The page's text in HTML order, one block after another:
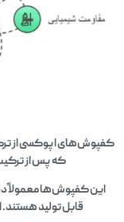
کفپوش‌های اپوکسی از
که پس از
این کفپوش‌ها معمولاً
قابل تولید